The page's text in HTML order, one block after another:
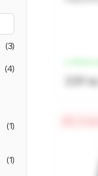
(3)
(4)
(1)
(1)
339 lei